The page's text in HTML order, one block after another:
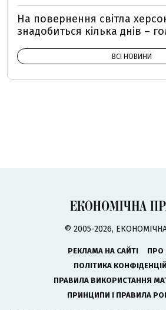
На повернення світла
знадобиться кілька днів –
ВСІ НОВИНИ
© 2005-2026,
РЕКЛАМА НА САЙТІ
ПРО
ПОЛІТИКА
ПРАВИЛА ВИКОРИСТАННЯ
ПРИНЦИПИ І ПРАВИЛА